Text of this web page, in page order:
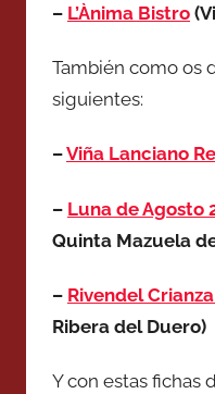
– L’Ànima Bistro
También como os
siguientes:
–Viña Lanciano
– Luna de Agosto
Quinta Mazuela
– Rivendel
Ribera del Duero)
Y con estas fichas